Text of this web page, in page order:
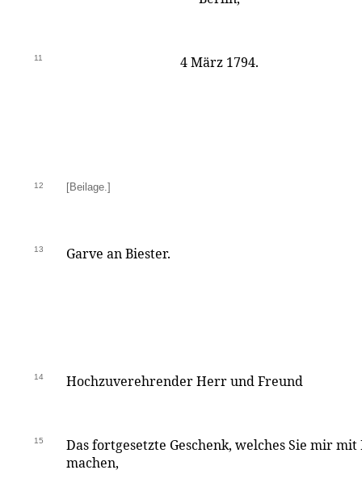
11 4 März 1794.
12 [Beilage.]
13 Garve an Biester.
14 Hochzuverehrender Herr und Freund
15
Das fortgesetzte Geschenk, welches Sie mir
machen,